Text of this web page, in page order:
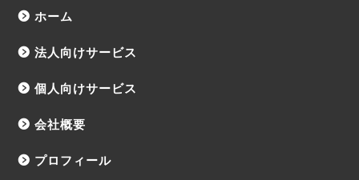
ホーム
法人向けサービス
個人向けサービス
会社概要
プロフィール